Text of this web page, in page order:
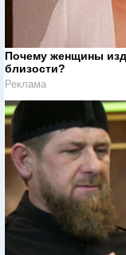
Почему женщины
близости?
Реклама